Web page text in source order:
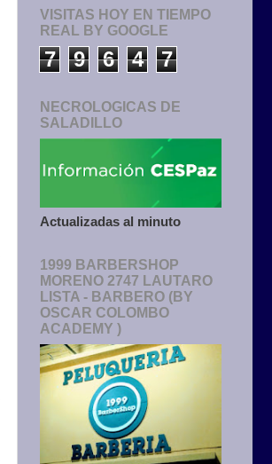
VISITAS HOY EN TIEMPO
REAL BY GOOGLE
7 9 6 4 7
NECROLOGICAS DE
SALADILLO
Actualizadas al minuto
1999 BARBERSHOP
MORENO 2747 LAUTARO
LISTA - BARBERO (BY
OSCAR COLOMBO
ACADEMY )